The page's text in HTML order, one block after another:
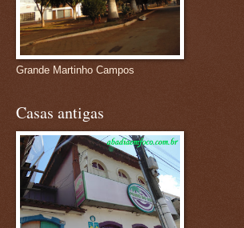
Grande Martinho Campos
Casas antigas